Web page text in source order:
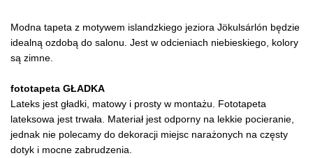
Modna tapeta z motywem islandzkiego jeziora Jökulsárlón będzie
idealną ozdobą do salonu. Jest w odcieniach niebieskiego, kolory
są zimne.
fototapeta GŁADKA
Lateks jest gładki, matowy i prosty w montażu. Fototapeta
lateksowa jest trwała. Materiał jest odporny na lekkie pocieranie,
jednak nie polecamy do dekoracji miejsc narażonych na częsty
dotyk i mocne zabrudzenia.